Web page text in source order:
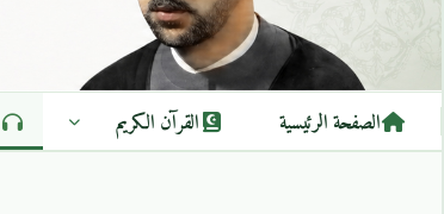
الصفحة الرئيسية القرآن الكريم